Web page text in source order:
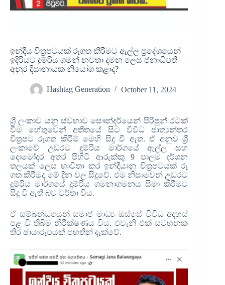
ඉන්දීය චිත්‍රපටයක් රූගත කිරීමට ඇල්ල ප්‍රදේශයෙන්
ඉදිරියට දුම්රිය ගමන් නවතා දමන ලෙස ජනාධිපති
අනුර දිසානායක නියෝග කළාද?
Hashtag Generation October 11, 2024
ශ්‍රී ලංකාව යනු ස්වභාව සෞන්දර්යෙන් පිරිපුන් රටක්
වීම හේතුවෙන් අතීතයේ සිට විවිධ ජාත්‍යන්තර
චිත්‍රපට රූගත කිරීම් මෙහි සිදු වී ඇත. ඒ අනුව ශ්‍රී
ලංකාවේ උඩරට දුම්රිය මාර්ගයේ ඇල්ල සහ
දොමෝදර අතර පිහිටි ආරුක්කු 9 පාලම දර්ශන
තලයක් ලෙස භාවිතා කර ඉන්දීයානු චිත්‍රපටයක් රූ
ගත කිරීමද මේ දින වල සිදුවේ. එම නිසාවෙන් උඩරට
දුම්රිය මාර්ගයේ දුම්රිය ගමනාගමනය සීමා කිරීමට
සිදු වී ඇති බව වර්තා විය.
ඒ සම්බන්ධයෙන් සමාජ මාධ්‍ය ඔස්සේ විවිධ අදහස්
පළ වී තිබීම නිරීක්ෂණය විය. එවැනි එක් සටහනක
තිර ඡායාරූපයක් පහතින් දැක්වේ.